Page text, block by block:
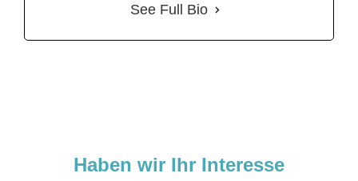
See Full Bio
Haben wir Ihr Interesse